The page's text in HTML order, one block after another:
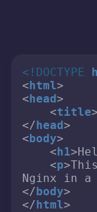
<!DOCTYPE
<html>
<head>
<title>
</head>
<body>
<h1>
<p>
Nginx in a
</body>
</html>